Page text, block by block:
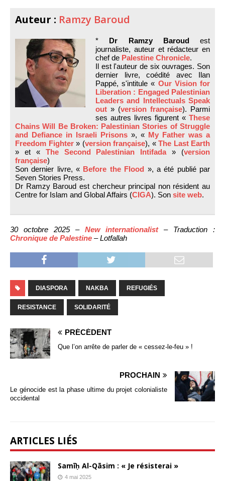
Auteur : Ramzy Baroud
* Dr Ramzy Baroudest
journaliste, auteur et rédacteur en
chef de Palestine Chronicle.
Il est l'auteur de six ouvrages. Son
dernier livre, coédité avec Ilan
Pappé, s'intitule « Our Vision for
Liberation : Engaged Palestinian
Leaders and Intellectuals Speak
out » (version française). Parmi
ses autres livres figurent « These
Chains Will Be Broken: Palestinian Stories of Struggle
and Defiance in Israeli Prisons », « My Father was a
Freedom Fighter» (version française), « The Last Earth
» et « The Second Palestinian Intifada» (version
française)
Son dernier livre, « Before the Flood », a été publié par
Seven Stories Press.
Dr Ramzy Baroud est chercheur principal non résident au
Centre for Islam and Global Affairs (CIGA). Son site web.
30 octobre 2025 – New internationalist– Traduction :
Chronique de Palestine – Lotfallah
DIASPORA NAKBA REFUGIÉS
RESISTANCE SOLIDARITÉ
PRÉCÉDENT
Que l’on arrête de parler de « cessez-le-feu » !
PROCHAIN
Le génocide est la phase ultime du projet colonialiste
occidental
ARTICLES LIÉS
Samīḥ Al-Qāsim : « Je résisterai »
4 mai 2025